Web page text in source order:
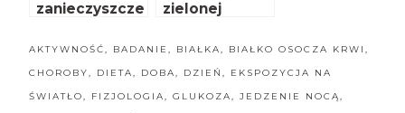
zanieczyszcze
zielonej
okresie ciąży
jest
AKTYWNOŚĆ, BADANIE, BIAŁKA, BIAŁKO OSOCZA KRWI,
CHOROBY, DIETA, DOBA, DZIEŃ, EKSPOZYCJA NA
ŚWIATŁO, FIZJOLOGIA,GLUKOZA,JEDZENIE NOCĄ,